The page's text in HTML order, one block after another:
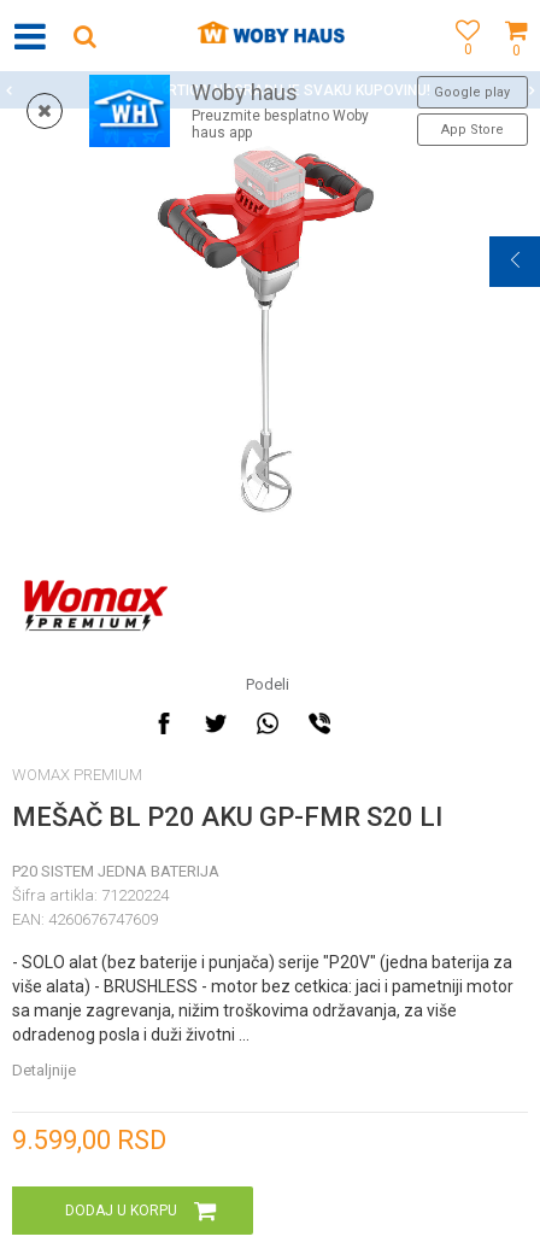
0
0
Woby haus
Preuzmite besplatno Woby
haus app
Google play
App Store
WOBY KARTICA NAGRAĐUJE SVAKU KUPOVINU!
Podeli
WOMAX PREMIUM
MEŠAČ BL P20 AKU GP-FMR S20 LI
P20 SISTEM JEDNA BATERIJA
Šifra artikla: 71220224
EAN: 4260676747609
- SOLO alat (bez baterije i punjača) serije "P20V" (jedna baterija za
više alata) - BRUSHLESS - motor bez cetkica: jaci i pametniji motor
sa manje zagrevanja, nižim troškovima održavanja, za više
odradenog posla i duži životni
Detaljnije
9.599,00 RSD
DODAJ U KORPU